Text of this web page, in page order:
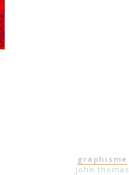
graphisme
john thomas